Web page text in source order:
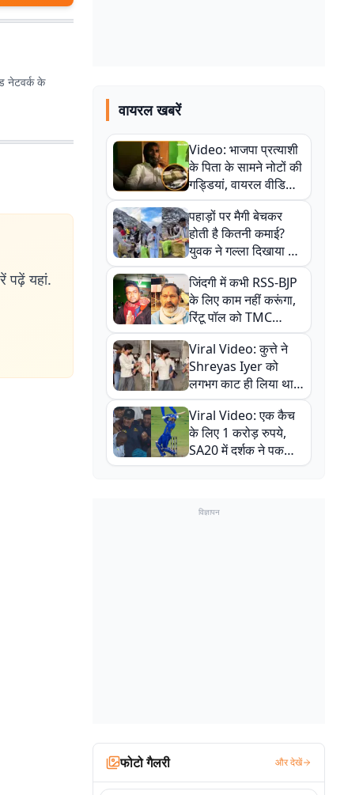
नेटवर्क के
पढ़ें यहां.
वायरल खबरें
Video: भाजपा प्रत्याशी
के पिता के सामने नोटों की
गड्डियां, वायरल वीडियो
से राजनीति में उबाल,
अजित महतो बोले- TMC
की गंदी चाल
पहाड़ों पर मैगी बेचकर
होती है कितनी कमाई?
युवक ने गल्ला दिखाया तो
नौकरी वालों के खड़े हो गए
कान
जिंदगी में कभी RSS-BJP
के लिए काम नहीं करूंगा,
रिंटू पॉल को TMC
ऑफिस में ले जाकर पीटा,
Video वायरल
Viral Video: कुत्ते ने
Shreyas Iyer को
लगभग काट ही लिया था,
न्यूजीलैंड सीरीज से पहले
बाल-बाल बचे
Viral Video: एक कैच
के लिए 1 करोड़ रुपये,
SA20 में दर्शक ने पकड़ा
एक हाथ से गजब का कैच
विज्ञापन
फोटो गैलरी और देखें